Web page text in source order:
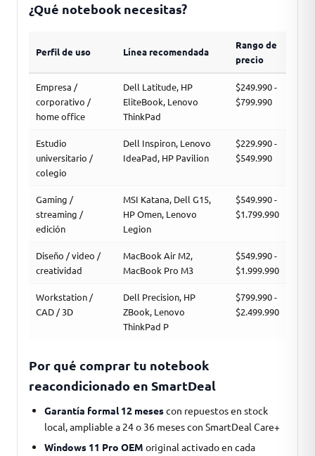
¿Qué notebook necesitas?
Perfil de uso Línea recomendada
Rango de
precio
Empresa /
corporativo /
home office
Dell Latitude, HP
EliteBook, Lenovo
ThinkPad
$249.990 -
$799.990
Estudio
universitario /
colegio
Dell Inspiron, Lenovo
IdeaPad, HP Pavilion
$229.990 -
$549.990
Gaming /
streaming /
edición
MSI Katana, Dell G15,
HP Omen, Lenovo
Legion
$549.990 -
$1.799.990
Diseño / video /
creatividad
MacBook Air M2,
MacBook Pro M3
$549.990 -
$1.999.990
Workstation /
CAD / 3D
Dell Precision, HP
ZBook, Lenovo
ThinkPad P
$799.990 -
$2.499.990
Por qué comprar tu notebook
reacondicionado en SmartDeal
Garantía formal 12 mesescon repuestos en stock
local, ampliable a 24 o 36 meses con SmartDeal Care+
Windows 11 Pro OEM original activado en cada